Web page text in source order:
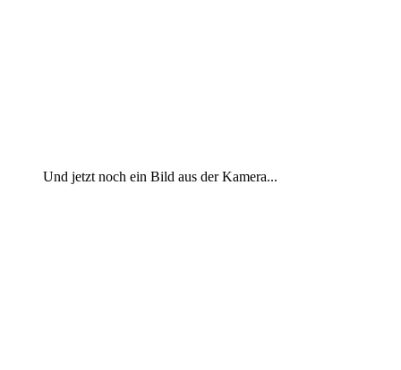
Und jetzt noch ein Bild aus der Kamera...